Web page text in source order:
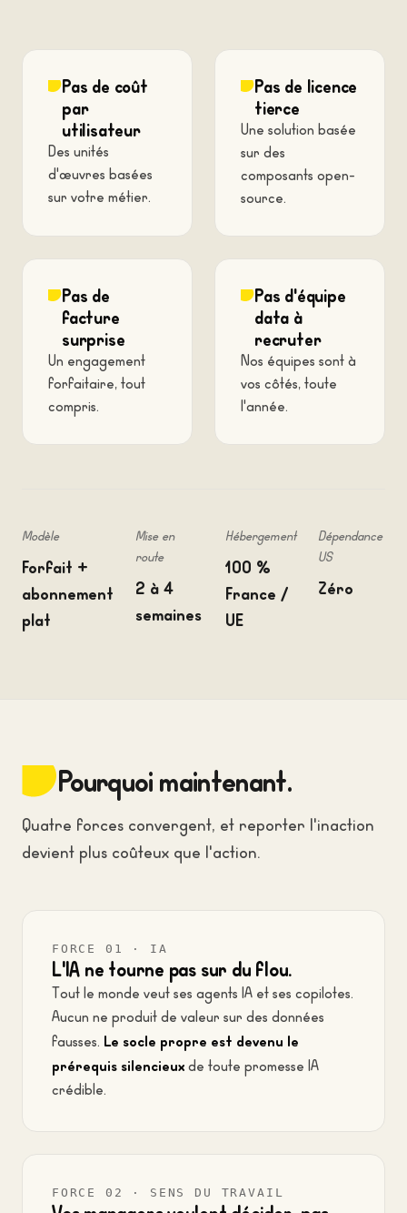
Pas de coût
par
utilisateur
Des unités
d'œuvres basées
sur votre métier.
Pas de licence
tierce
Une solution basée
sur des
composants open-
source.
Pas de
facture
surprise
Un engagement
forfaitaire, tout
compris.
Pas d'équipe
data à
recruter
Nos équipes sont à
vos côtés, toute
l'année.
Modèle
Forfait +
abonnement
plat
Mise en
route
2 à 4
semaines
Hébergement
100 %
France /
UE
Dépendance
US
Zéro
Pourquoi maintenant.
Quatre forces convergent, et reporter l'inaction
devient plus coûteux que l'action.
FORCE 01 · IA
L'IA ne tourne pas sur du flou.
Tout le monde veut ses agents IA et ses copilotes.
Aucun ne produit de valeur sur des données
fausses. Le socle propre est devenu le
prérequis silencieuxde toute promesse IA
crédible.
FORCE 02 · SENS DU TRAVAIL